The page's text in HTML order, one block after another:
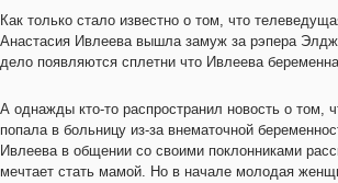
Как только стало известно о том, что
Анастасия Ивлеева вышла замуж за рэпера
дело появляются сплетни что Ивлеева
А однажды кто-то распространил новость о том,
попала в больницу из-за внематочной
Ивлеева в общении со своими поклонниками
мечтает стать мамой. Но в начале молодая